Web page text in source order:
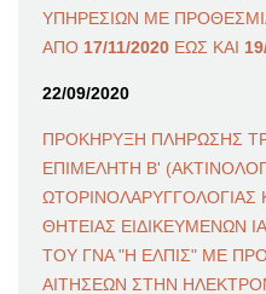
ΥΠΗΡΕΣΙΩΝ ΜΕ
ΑΠΟ 17/11/2020 ΕΩΣ ΚΑΙ
22/09/2020
ΠΡΟΚΗΡΥΞΗ ΠΛΗΡΩΣΗΣ
ΕΠΙΜΕΛΗΤΗ Β'
ΩΤΟΡΙΝΟΛΑΡΥΓΓΟΛΟΓΙΑΣ
ΘΗΤΕΙΑΣ ΕΙΔΙΚΕΥΜΕΝΩΝ
ΤΟΥ ΓΝΑ "Η ΕΛΠΙΣ" ΜΕ
ΑΙΤΗΣΕΩΝ ΣΤΗΝ